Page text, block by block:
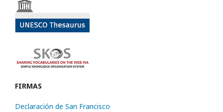
FIRMAS
Declaración de San Francisco